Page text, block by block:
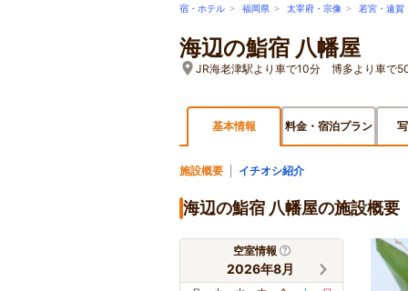
宿・ホテル > 福岡県 > 太宰府・宗像 > 若宮・遠賀
海辺の鮨宿 八幡屋
JR海老津駅より車で10分 博多より車で
基本情報 料金・宿泊プラン
施設概要 イチオシ紹介
海辺の鮨宿 八幡屋の施設概要
空室情報
2026年8月